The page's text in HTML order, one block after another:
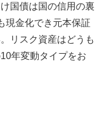
国債は国の信用の裏
現金化でき元本保証
リスク資産はどうも
年変動タイプをお